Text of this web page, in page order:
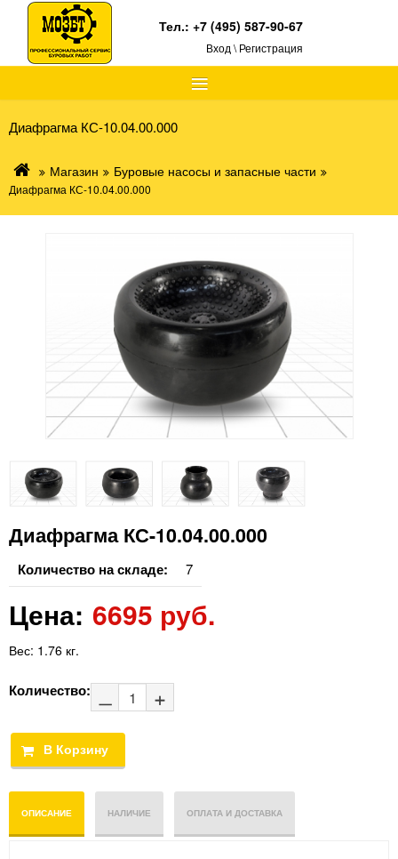
≡
Тел.:+7 (495) 587-90-67
Вход \ Регистрация
Диафрагма КС-10.04.00.000
Магазин Буровые насосы и запасные части
Диафрагма КС-10.04.00.000
Диафрагма КС-10.04.00.000
Количество на складе: 7
Цена: 6695 руб.
Вес: 1.76 кг.
Количество:
ОПИСАНИЕ НАЛИЧИЕ ОПЛАТА И ДОСТАВКА